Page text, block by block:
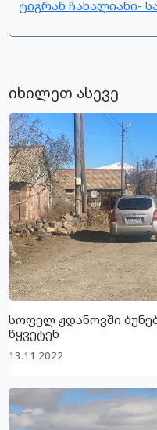
ტიგრან ჩახალიანი-
იხილეთ ასევე
სოფელ ჟდანოვში
წყვეტენ
13.11.2022